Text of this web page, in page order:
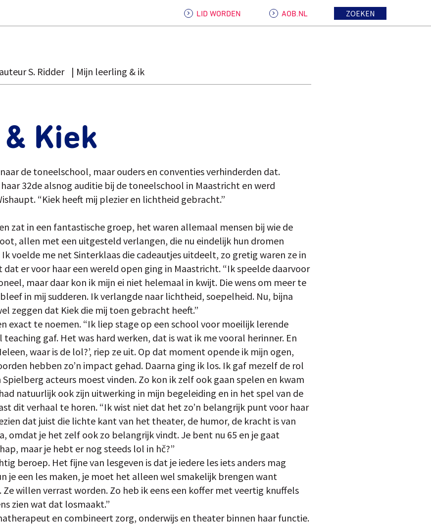
LID WORDEN AOB.NL ZOEKEN
auteur S. Ridder Mijn leerling & ik
Kiek
de toneelschool, maar ouders en conventies verhinderden dat.
32de alsnog auditie bij de toneelschool in Maastricht en werd
“Kiek heeft mij plezier en lichtheid gebracht.”
zat in een fantastische groep, het waren allemaal mensen bij wie de
allen met een uitgesteld verlangen, die nu eindelijk hun dromen
voelde me net Sinterklaas die cadeautjes uitdeelt, zo gretig waren ze in
dat er voor haar een wereld open ging in Maastricht. “Ik speelde daarvoor
maar daar kon ik mijn ei niet helemaal in kwijt. Die wens om meer te
in mij sudderen. Ik verlangde naar lichtheid, soepelheid. Nu, bijna
zeggen dat Kiek die mij toen gebracht heeft.”
exact te noemen. “Ik liep stage op een school voor moeilijk lerende
gaf. Het was hard werken, dat is wat ik me vooral herinner. En
waar is de lol?’, riep ze uit. Op dat moment opende ik mijn ogen,
hebben zo’n impact gehad. Daarna ging ik los. Ik gaf mezelf de rol
acteurs moest vinden. Zo kon ik zelf ook gaan spelen en kwam
natuurlijk ook zijn uitwerking in mijn begeleiding en in het spel van de
dit verhaal te horen. “Ik wist niet dat het zo’n belangrijk punt voor haar
dat juist die lichte kant van het theater, de humor, de kracht is van
omdat je het zelf ook zo belangrijk vindt. Je bent nu 65 en je gaat
maar je hebt er nog steeds lol in hč?”
beroep. Het fijne van lesgeven is dat je iedere les iets anders mag
je een les maken, je moet het alleen wel smakelijk brengen want
Ze willen verrast worden. Zo heb ik eens een koffer met veertig knuffels
zien wat dat losmaakt.”
en combineert zorg, onderwijs en theater binnen haar functie.